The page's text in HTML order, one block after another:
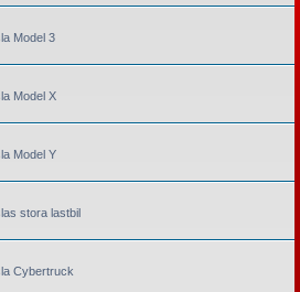
Model 3
Model X
Model Y
stora lastbil
Cybertruck